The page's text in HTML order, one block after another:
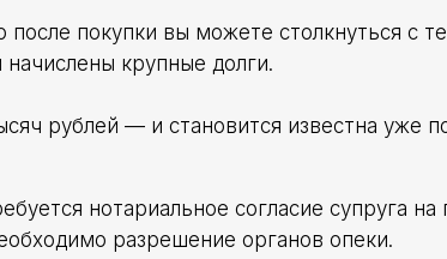
покупки вы можете столкнуться с
крупные долги.
рублей — и становится известна уже
нотариальное согласие супруга на
разрешение органов опеки.